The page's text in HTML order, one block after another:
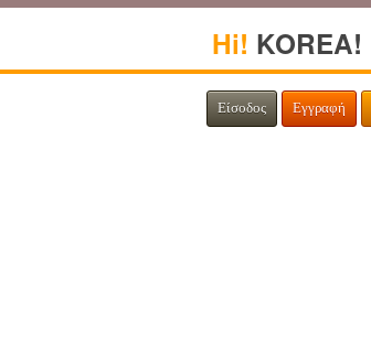
Hi! KOREA!
Είσοδος Εγγραφή